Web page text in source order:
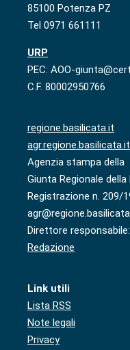
85100 Potenza PZ
Tel 0971 661111
URP
PEC: AOO-
C.F. 80002950766
regione.basilicata.it
agr.regione.basilicata.it
Agenzia stampa della
Giunta Regionale
Registrazione n. 209/
Direttore responsabile:
Redazione
Link utili
Lista RSS
Note legali
Privacy